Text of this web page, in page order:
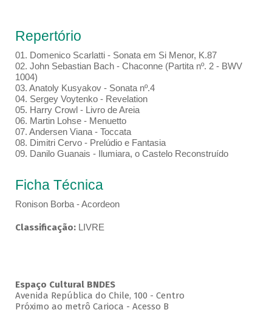
Repertório
01. Domenico Scarlatti - Sonata em Si Menor, K.87
02. John Sebastian Bach - Chaconne (Partita nº. 2 - BWV
1004)
03. Anatoly Kusyakov - Sonata nº.4
04. Sergey Voytenko - Revelation
05. Harry Crowl - Livro de Areia
06. Martin Lohse - Menuetto
07. Andersen Viana - Toccata
08. Dimitri Cervo - Prelúdio e Fantasia
09. Danilo Guanais - Ilumiara, o Castelo Reconstruído
Ficha Técnica
Ronison Borba - Acordeon
Classificação: LIVRE
Espaço Cultural BNDES
Avenida República do Chile, 100 - Centro
Próximo ao metrô Carioca - Acesso B